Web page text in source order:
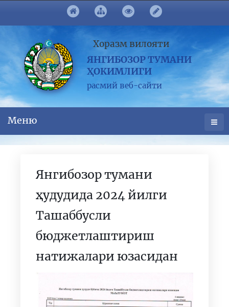
Хоразм вилояти
ЯНГИБОЗОР ТУМАНИ
ҲОКИМЛИГИ
расмий веб-сайти
Меню
Янгибозор тумани
ҳудудида 2024 йилги
Ташаббусли
бюджетлаштириш
натижалари юзасидан